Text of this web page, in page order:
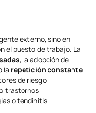
externo, sino en
el puesto de trabajo. La
, la adopción de
la repetición constante
de riesgo
trastornos
o tendinitis.